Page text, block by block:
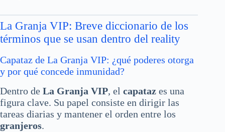
La Granja VIP: Breve diccionario de los
términos que se usan dentro del reality
Capataz de La Granja VIP: ¿qué poderes otorga
y por qué concede inmunidad?
Dentro de La Granja VIP, el capataz es una
figura clave. Su papel consiste en dirigir las
tareas diarias y mantener el orden entre los
granjeros.